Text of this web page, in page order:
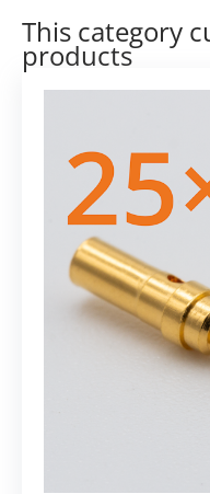
This category
products